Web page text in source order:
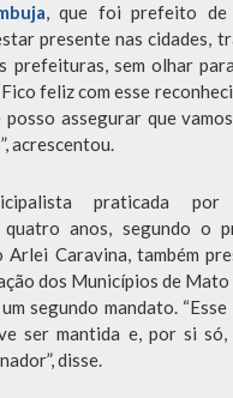
, que foi prefeito de
presente nas cidades,
prefeituras, sem olhar
feliz com esse
assegurar que
acrescentou.
praticada por
quatro anos, segundo o
Arlei Caravina, também
dos Municípios de
segundo mandato.
ser mantida e, por si
disse.